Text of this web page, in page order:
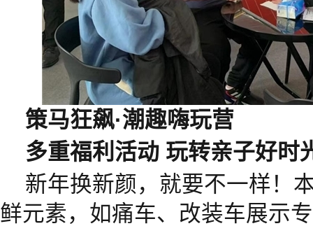
策马狂飙·潮趣嗨玩营
多重福利活动 玩转亲子好时
新年换新颜，就要不一样！
鲜元素，如痛车、改装车展示